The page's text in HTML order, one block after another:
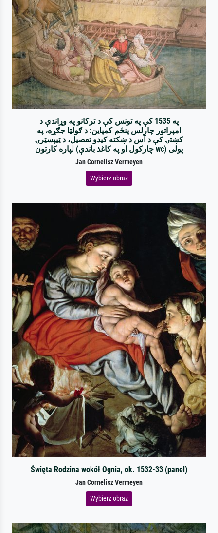
په 1535 کې په تونس کې د ترکانو په وړاندې د
امپراتور چارلس پنځم کمپاین: د ګولټا جګړه، په
کښتۍ کې د آس د ښکته کیدو تفصیل، د ټیپسټرۍ
لپاره کارتون (چارکول او په کاغذ باندې wc) پولی
Jan Cornelisz Vermeyen
Wybierz obraz
Święta Rodzina wokół Ognia, ok. 1532-33 (panel)
Jan Cornelisz Vermeyen
Wybierz obraz